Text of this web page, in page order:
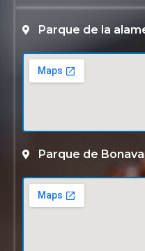
Parque de la
Parque de